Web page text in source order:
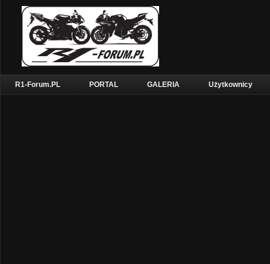
R1-Forum.PL PORTAL GALERIA Użytkownicy